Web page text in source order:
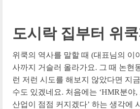
도시락 집부터 위쿡
위쿡의 역사를 말할 때 (대표님의 이
사까지 거슬러 올라가요. 그 때 논현
런 저런 시도를 해보지 않았다면 지
수도 있겠네요. 처음에는 ‘HMR분야
산업이 점점 커지겠다’ 하는 생각에